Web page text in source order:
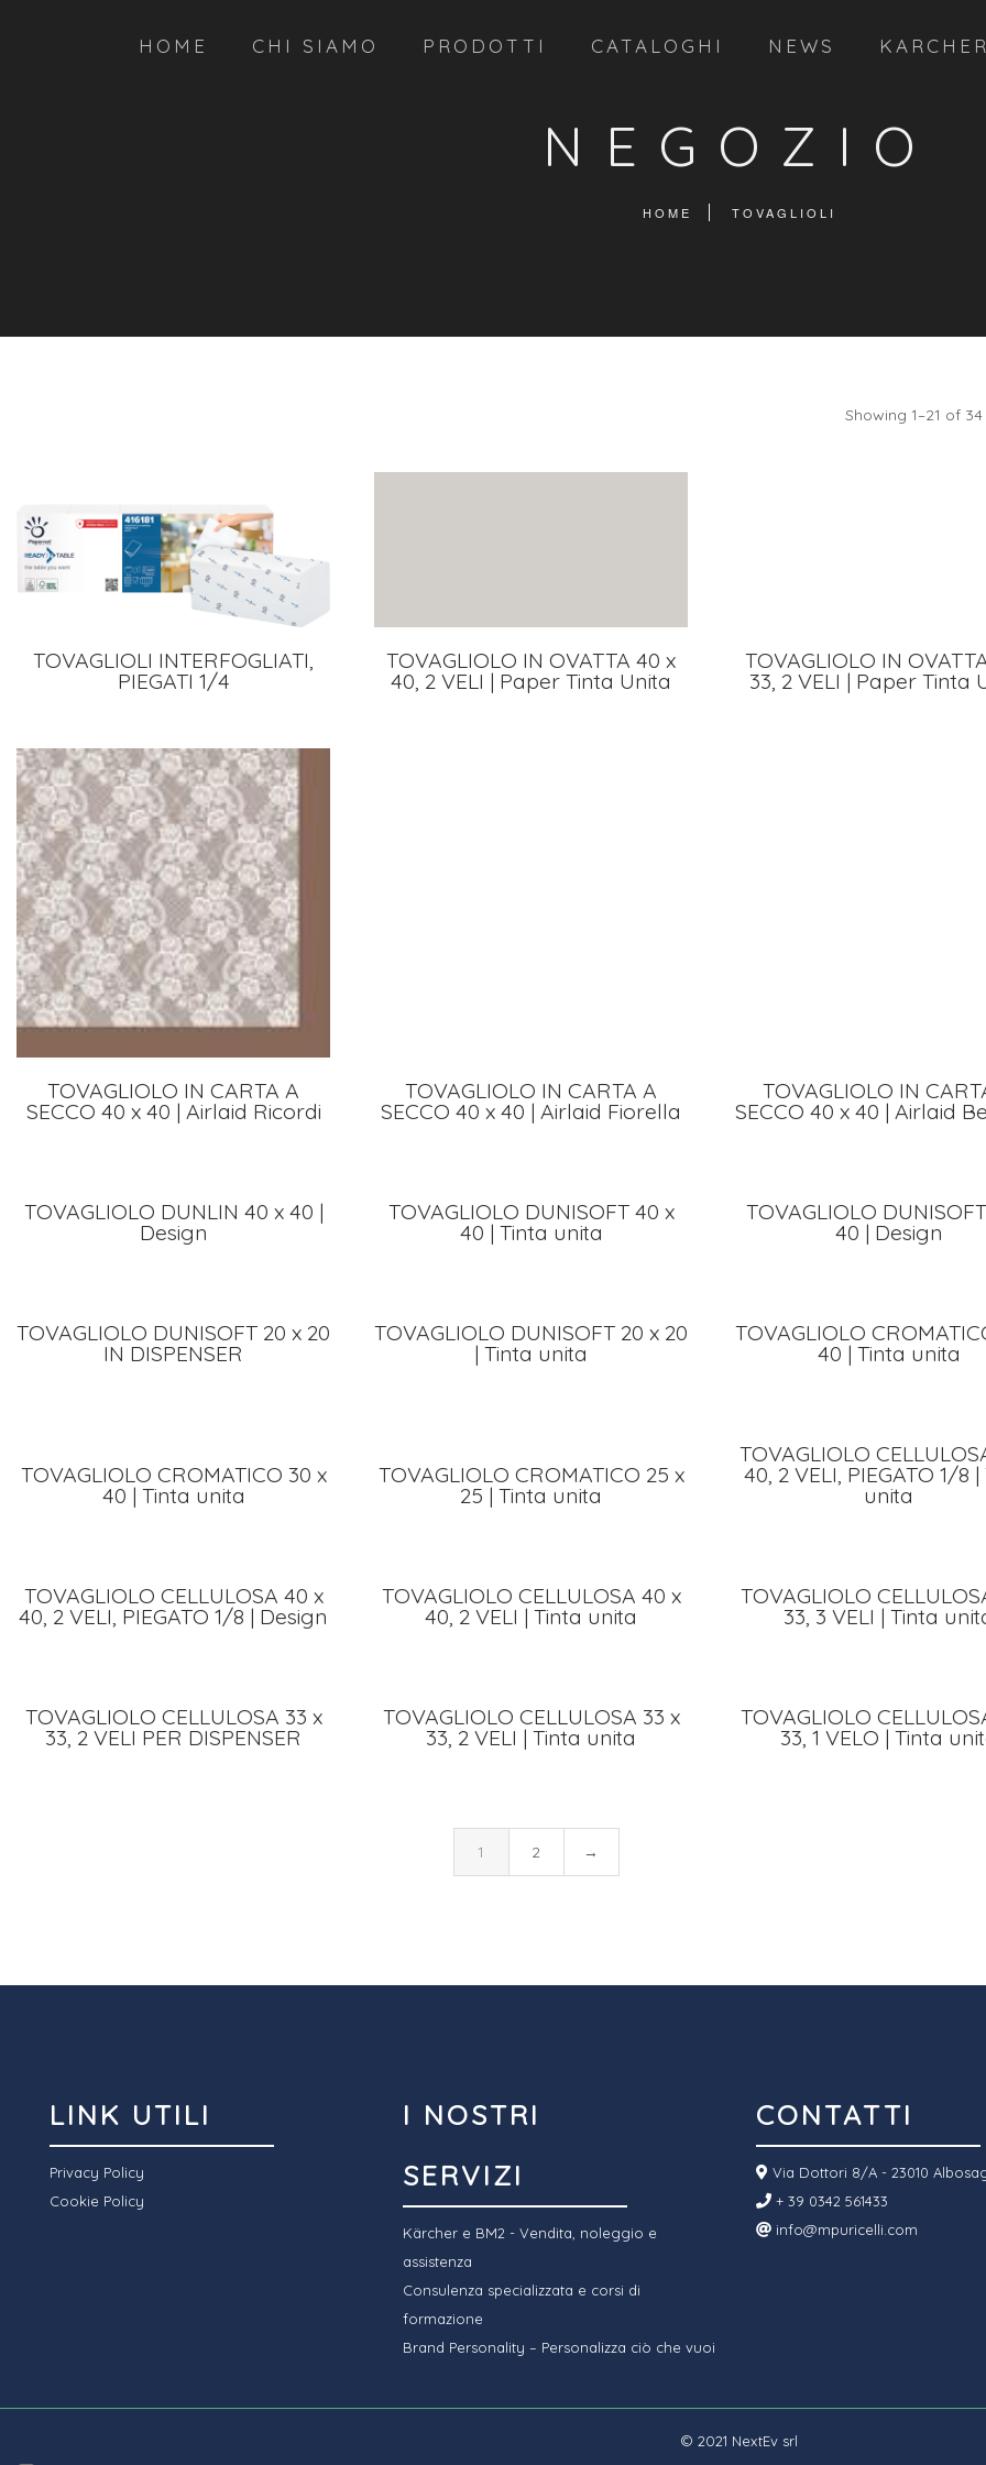
HOME CHI SIAMO PRODOTTI CATALOGHI NEWS KARCHER
NEGOZIO
HOME TOVAGLIOLI
Showing 1–21 of
TOVAGLIOLI INTERFOGLIATI,
PIEGATI 1/4
TOVAGLIOLO IN OVATTA 40 x
40, 2 VELI | Paper Tinta Unita
TOVAGLIOLO IN
33, 2 VELI | Paper Tinta
TOVAGLIOLO IN CARTA A
SECCO 40 x 40 | Airlaid Ricordi
TOVAGLIOLO IN CARTA A
SECCO 40 x 40 | Airlaid Fiorella
TOVAGLIOLO IN
SECCO 40 x 40 | Airlaid
TOVAGLIOLO DUNLIN 40 x 40 |
Design
TOVAGLIOLO DUNISOFT 40 x
40 | Tinta unita
TOVAGLIOLO
40 | Design
TOVAGLIOLO DUNISOFT 20 x 20
IN DISPENSER
TOVAGLIOLO DUNISOFT 20 x 20
| Tinta unita
TOVAGLIOLO
40 | Tinta unita
TOVAGLIOLO CROMATICO 30 x
40 | Tinta unita
TOVAGLIOLO CROMATICO 25 x
25 | Tinta unita
TOVAGLIOLO
40, 2 VELI, PIEGATO 1/8
unita
TOVAGLIOLO CELLULOSA 40 x
40, 2 VELI, PIEGATO 1/8 | Design
TOVAGLIOLO CELLULOSA 40 x
40, 2 VELI | Tinta unita
TOVAGLIOLO
33, 3 VELI | Tinta
TOVAGLIOLO CELLULOSA 33 x
33, 2 VELI PER DISPENSER
TOVAGLIOLO CELLULOSA 33 x
33, 2 VELI | Tinta unita
TOVAGLIOLO
33, 1 VELO | Tinta
1 2 →
LINK UTILI
Privacy Policy
Cookie Policy
I NOSTRI
SERVIZI
Kärcher e BM2 - Vendita, noleggio e
assistenza
Consulenza specializzata e corsi di
formazione
Brand Personality – Personalizza ciò che vuoi
CONTATTI
Via Dottori 8/A - 23010
+ 39 0342 561433
info@mpuricelli.com
© 2021 NextEv srl